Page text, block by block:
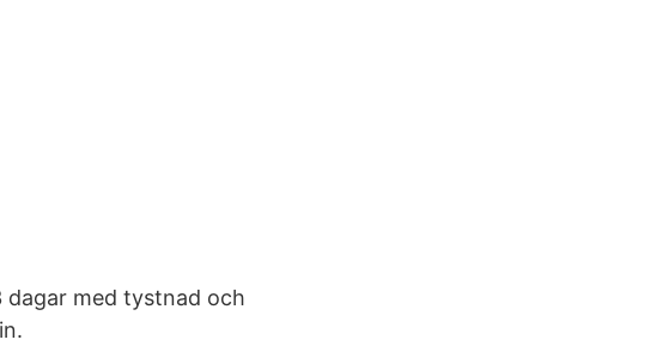
dagar med tystnad och